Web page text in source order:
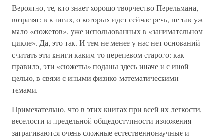
Вероятно, те, кто знает хорошо творчество Перельмана,
возразят: в книгах, о которых идет сейчас речь, не так уж
мало «сюжетов», уже использованных в «занимательном
цикле». Да, это так. И тем не менее у нас нет оснований
считать эти книги каким-то перепевом старого: как
правило, эти «сюжеты» поданы здесь иначе и с иной
целью, в связи с иными физико-математическими
темами.
Примечательно, что в этих книгах при всей их легкости,
веселости и предельной общедоступности изложения
затрагиваются очень сложные естественнонаучные и